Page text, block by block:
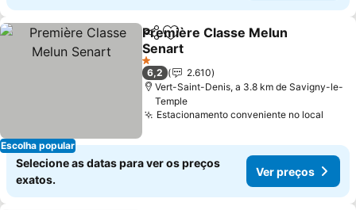
Escolha popular
PartilharAdicionar aos favoritos
Première Classe Melun
Senart
Ver preços
1 Estrelas
6,2
2.610
Vert-Saint-Denis, a 3.8 km de Savigny-le-
Temple
Estacionamento conveniente no local
Selecione as datas para ver os preços
exatos.
Ver preços